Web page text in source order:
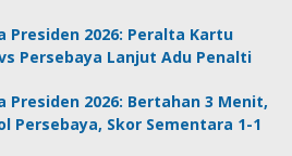
Presiden 2026: Peralta Kartu
Persebaya Lanjut Adu Penalti
Presiden 2026: Bertahan 3 Menit,
Persebaya, Skor Sementara 1-1